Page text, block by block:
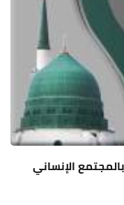
الإنساني